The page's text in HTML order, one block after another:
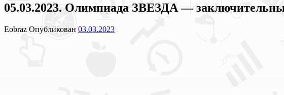
05.03.2023. Олимпиада ЗВЕЗДА —
Eobraz Опубликован 03.03.2023